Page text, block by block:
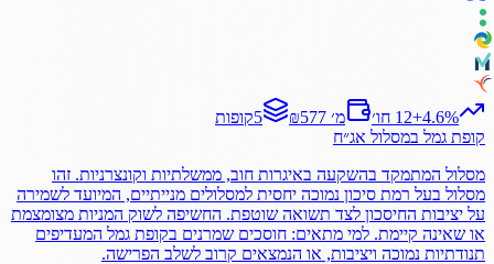
+4.6% 12 חו׳ ₪577 מ׳ 5קופות
קופת גמל במסלול אג״ח
מסלול המתמקד בהשקעה באיגרות חוב, ממשלתיות וקונצרניות. זהו
מסלול בעל רמת סיכון נמוכה יחסית למסלולים מנייתיים, המיועד לשמירה
על יציבות החיסכון לצד תשואה שוטפת. החשיפה לשוק המניות מצומצמת
או שאינה קיימת. למי מתאים: חוסכים שמרנים בקופת גמל המעדיפים
תנודתיות נמוכה ויציבות, או הנמצאים קרוב לשלב הפרישה.